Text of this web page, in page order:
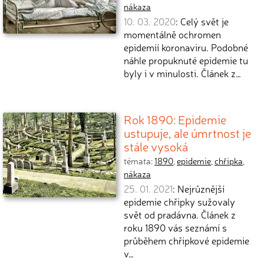
nákaza
10. 03. 2020: Celý svět je
momentálně ochromen
epidemií koronaviru. Podobné
náhle propuknuté epidemie tu
byly i v minulosti. Článek z…
Rok 1890: Epidemie
ustupuje, ale úmrtnost je
stále vysoká
témata:1890,epidemie,chřipka,
nákaza
25. 01. 2021: Nejrůznější
epidemie chřipky sužovaly
svět od pradávna. Článek z
roku 1890 vás seznámí s
průběhem chřipkové epidemie
v…